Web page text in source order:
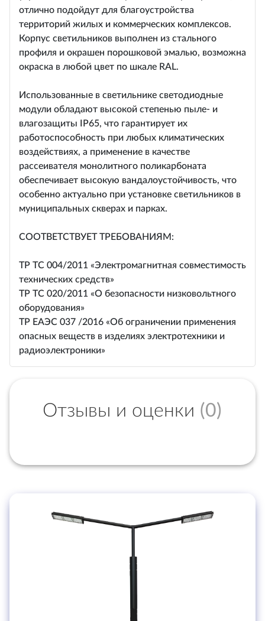
отлично подойдут для благоустройства
территорий жилых и коммерческих комплексов.
Корпус светильников выполнен из стального
профиля и окрашен порошковой эмалью, возможна
окраска в любой цвет по шкале RAL.
Использованные в светильнике светодиодные
модули обладают высокой степенью пыле- и
влагозащиты IP65, что гарантирует их
работоспособность при любых климатических
воздействиях, а применение в качестве
рассеивателя монолитного поликарбоната
обеспечивает высокую вандалоустойчивость, что
особенно актуально при установке светильников в
муниципальных скверах и парках.
СООТВЕТСТВУЕТ ТРЕБОВАНИЯМ:
ТР ТС 004/2011 «Электромагнитная совместимость
технических средств»
ТР ТС 020/2011 «О безопасности низковольтного
оборудования»
ТР ЕАЭС 037 /2016 «Об ограничении применения
опасных веществ в изделиях электротехники и
радиоэлектроники»
Отзывы и оценки (0)